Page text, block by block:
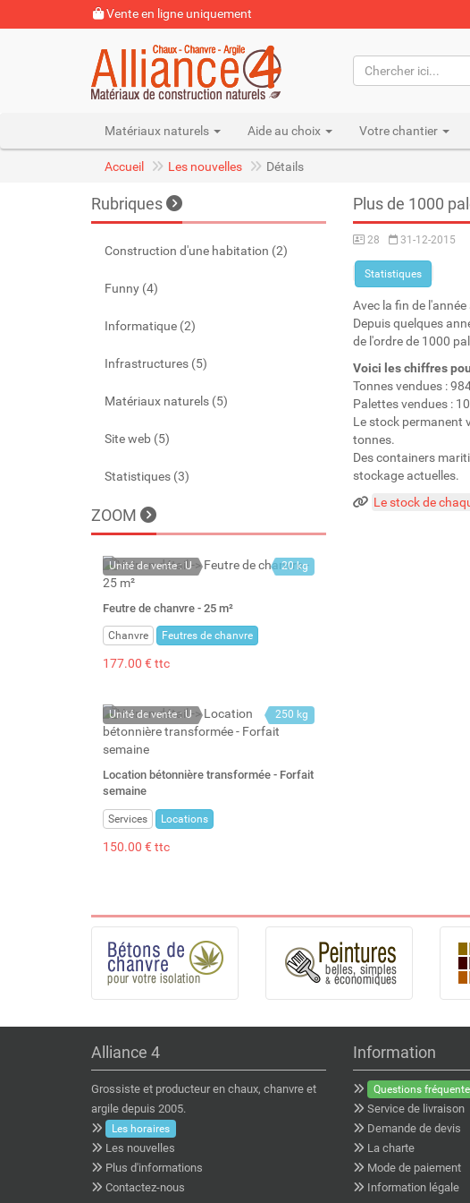
Vente en ligne uniquement
Matériaux naturels Aide au choix Votre chantier
Accueil Les nouvelles Détails
Rubriques
Construction d'une habitation (2)
Funny (4)
Informatique (2)
Infrastructures (5)
Matériaux naturels (5)
Site web (5)
Statistiques (3)
ZOOM
Unité de vente : U 20 kg
Feutre de chanvre - 25 m²
Chanvre Feutres de chanvre
177.00 € ttc
Unité de vente : U 250 kg
Location bétonnière transformée - Forfait
semaine
Services Locations
150.00 € ttc
Plus de 1000
28 31-12-2015
Statistiques
Avec la fin de
Depuis quelques
de l'ordre de 1000
Voici les chiffres
Tonnes vendues :
Palettes vendues :
Le stock permanent
tonnes.
Des containers
stockage actuelles.
Le stock de
Alliance 4
Grossiste et producteur en chaux, chanvre et
argile depuis 2005.
Les horaires
Les nouvelles
Plus d'informations
Contactez-nous
Information
Questions
Service de livraison
Demande de devis
La charte
Mode de paiement
Information légale